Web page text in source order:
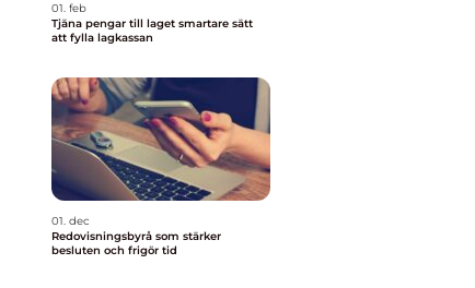
01. feb
Tjäna pengar till laget smartare sätt
att fylla lagkassan
01. dec
Redovisningsbyrå som stärker
besluten och frigör tid